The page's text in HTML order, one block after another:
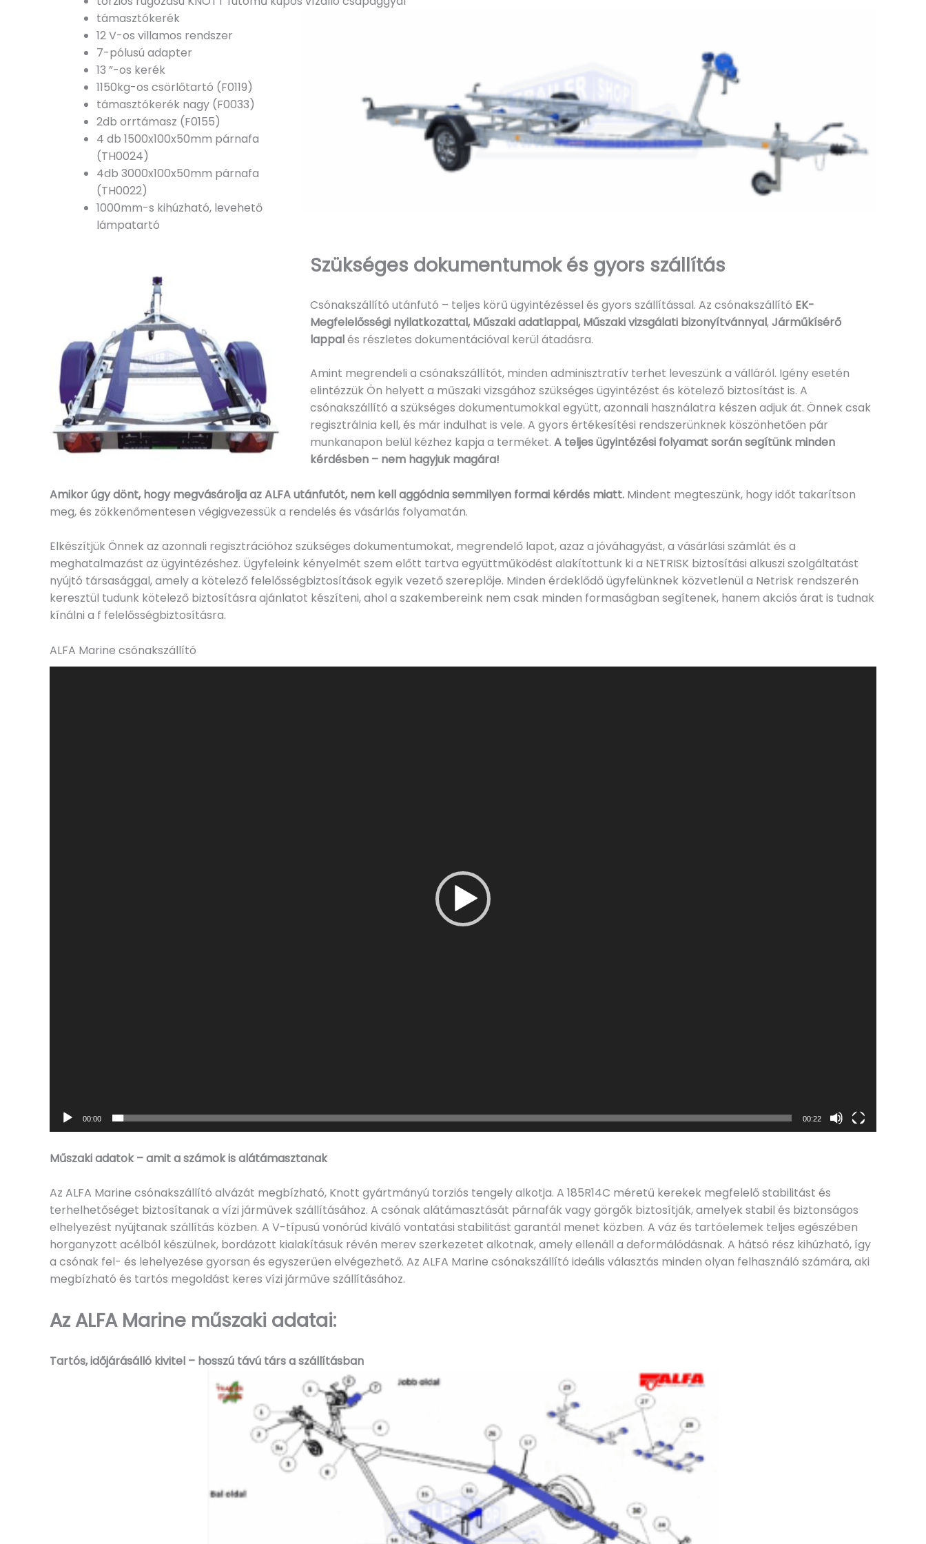
támasztókerék
12 V-os villamos rendszer
7-pólusú adapter
13 ”-os kerék
1150kg-os csörlőtartó (F0119)
támasztókerék nagy (F0033)
2db orrtámasz (F0155)
4 db 1500x100x50mm párnafa
(TH0024)
4db 3000x100x50mm párnafa
(TH0022)
1000mm-s kihúzható, levehető
lámpatartó
Szükséges dokumentumok és gyors szállítás
Csónakszállító utánfutó – teljes körű ügyintézéssel és gyors szállítással. Az csónakszállító EK-
Megfelelősségi nyilatkozattal, Műszaki adatlappal, Műszaki vizsgálati bizonyítvánnyal,Járműkísérő
lappalés részletes dokumentációval kerül átadásra.
Amint megrendeli a csónakszállítót, minden adminisztratív terhet leveszünk a válláról. Igény esetén
elintézzük Ön helyett a műszaki vizsgához szükséges ügyintézést és kötelező biztosítást is. A
csónakszállító a szükséges dokumentumokkal együtt, azonnali használatra készen adjuk át. Önnek csak
regisztrálnia kell, és már indulhat is vele. A gyors értékesítési rendszerünknek köszönhetően pár
munkanapon belül kézhez kapja a terméket. A teljes ügyintézési folyamat során segítünk minden
kérdésben – nem hagyjuk magára!
Amikor úgy dönt, hogy megvásárolja az ALFA utánfutót, nem kell aggódnia semmilyen formai kérdés miatt. Mindent megteszünk, hogy időt takarítson
meg, és zökkenőmentesen végigvezessük a rendelés és vásárlás folyamatán.
Elkészítjük Önnek az azonnali regisztrációhoz szükséges dokumentumokat, megrendelő lapot, azaz a jóváhagyást, a vásárlási számlát és a
meghatalmazást az ügyintézéshez. Ügyfeleink kényelmét szem előtt tartva együttműködést alakítottunk ki a NETRISK biztosítási alkuszi szolgáltatást
nyújtó társasággal, amely a kötelező felelősségbiztosítások egyik vezető szereplője. Minden érdeklődő ügyfelünknek közvetlenül a Netrisk rendszerén
keresztül tudunk kötelező biztosításra ajánlatot készíteni, ahol a szakembereink nem csak minden formaságban segítenek, hanem akciós árat is tudnak
kínálni a f felelősségbiztosításra.
ALFA Marine csónakszállító
00:00 00:22
Műszaki adatok – amit a számok is alátámasztanak
Az ALFA Marine csónakszállító alvázát megbízható, Knott gyártmányú torziós tengely alkotja. A 185R14C méretű kerekek megfelelő stabilitást és
terhelhetőséget biztosítanak a vízi járművek szállításához. A csónak alátámasztását párnafák vagy görgők biztosítják, amelyek stabil és biztonságos
elhelyezést nyújtanak szállítás közben. A V-típusú vonórúd kiváló vontatási stabilitást garantál menet közben. A váz és tartóelemek teljes egészében
horganyzott acélból készülnek, bordázott kialakításuk révén merev szerkezetet alkotnak, amely ellenáll a deformálódásnak. A hátsó rész kihúzható, így
a csónak fel- és lehelyezése gyorsan és egyszerűen elvégezhető. Az ALFA Marine csónakszállító ideális választás minden olyan felhasználó számára, aki
megbízható és tartós megoldást keres vízi járműve szállításához.
Az ALFA Marine műszaki adatai:
Tartós, időjárásálló kivitel – hosszú távú társ a szállításban